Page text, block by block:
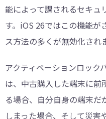
能によって課されるセキュ
す。iOS 26ではこの機能
ス方法の多くが無効化され
アクティベーションロック
は、中古購入した端末に
る場合、自分自身の端末
しまった場合、そして災